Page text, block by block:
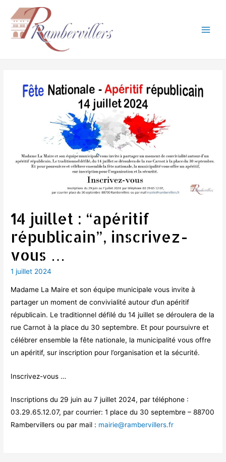
contenu
14 juillet : “apéritif
républicain”, inscrivez-
vous …
1 juillet 2024
Madame La Maire et son équipe municipale vous invite à
partager un moment de convivialité autour d’un apéritif
républicain. Le traditionnel défilé du 14 juillet se déroulera de la
rue Carnot à la place du 30 septembre. Et pour poursuivre et
célébrer ensemble la fête nationale, la municipalité vous offre
un apéritif, sur inscription pour l’organisation et la sécurité.
Inscrivez-vous …
Inscriptions du 29 juin au 7 juillet 2024, par téléphone :
03.29.65.12.07, par courrier: 1 place du 30 septembre – 88700
Rambervillers ou par mail : mairie@rambervillers.fr